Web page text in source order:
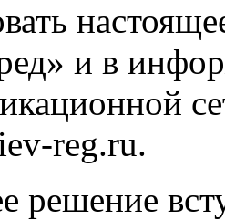
и в
reg.ru.
решение